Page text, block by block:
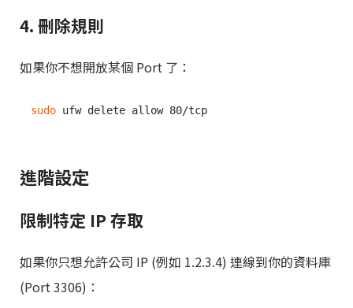
4. 刪除規則
如果你不想開放某個 Port 了：
sudo
進階設定
限制特定 IP 存取
如果你只想允許公司 IP (例如 1.2.3.4) 連線到你的資料庫
(Port 3306)：